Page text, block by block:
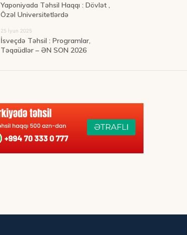
Yaponiyada Təhsil Haqqı : Dövlət ,
Özəl Universitetlərdə
25 İyun 2025
İsveçdə Təhsil : Programlar,
Təqaüdlər – ƏN SON 2026